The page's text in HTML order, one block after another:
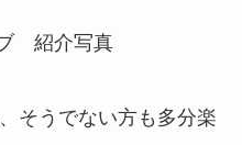
そうでない方も多分楽